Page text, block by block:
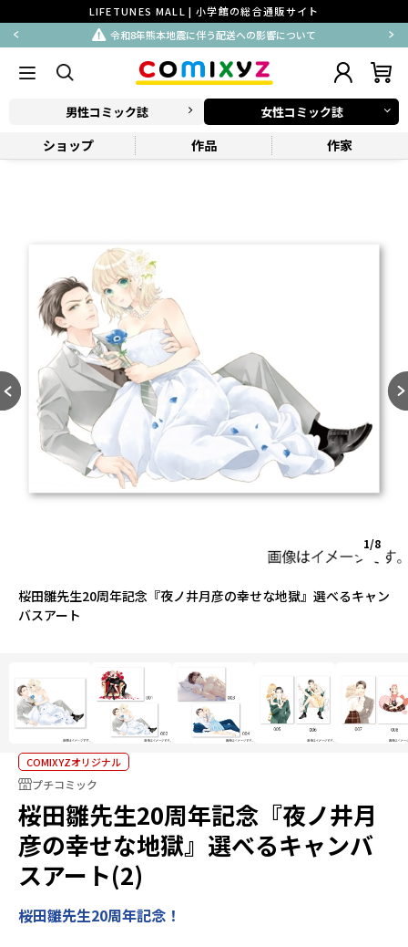
LIFETUNES MALL | 小学館の総合通販サイト
令和8年熊本地震に伴う配送への影響について
男性コミック誌 女性コミック誌
ショップ 作品 作家
桜田雛先生20周年記念『夜ノ井月彦の幸せな地獄』選べるキャン
バスアート
1/8
COMIXYZオリジナル
プチコミック
桜田雛先生20周年記念『夜ノ井月
彦の幸せな地獄』選べるキャンバ
スアート(2)
桜田雛先生20周年記念！